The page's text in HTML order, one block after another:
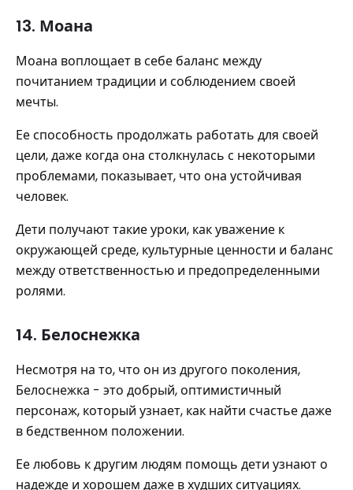
13. Моана
Моана воплощает в себе баланс между
почитанием традиции и соблюдением своей
мечты.
Ее способность продолжать работать для своей
цели, даже когда она столкнулась с некоторыми
проблемами, показывает, что она устойчивая
человек.
Дети получают такие уроки, как уважение к
окружающей среде, культурные ценности и баланс
между ответственностью и предопределенными
ролями.
14. Белоснежка
Несмотря на то, что он из другого поколения,
Белоснежка - это добрый, оптимистичный
персонаж, который узнает, как найти счастье даже
в бедственном положении.
Ее любовь к другим людям помощь дети узнают о
надежде и хорошем даже в худших ситуациях.